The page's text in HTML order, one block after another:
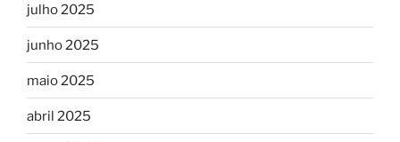
julho 2025
junho 2025
maio 2025
abril 2025